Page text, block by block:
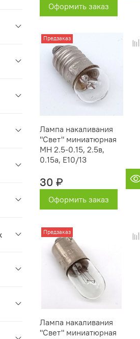
Оформить заказ
Предзаказ
Лампа накаливания
"Свет" миниатюрная
МН 2.5-0.15, 2.5в,
0.15a, Е10/13
30 ₽
Оформить заказ
Предзаказ
Лампа накаливания
"Свет" миниатюрная